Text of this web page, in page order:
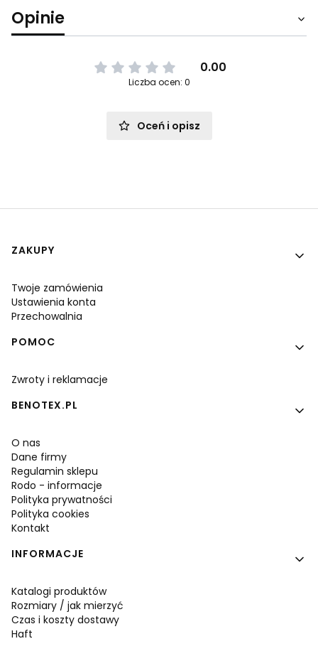
Opinie
0.00
Liczba ocen: 0
Oceń i opisz
Linki w stopce
ZAKUPY
Twoje zamówienia
Ustawienia konta
Przechowalnia
POMOC
Zwroty i reklamacje
BENOTEX.PL
O nas
Dane firmy
Regulamin sklepu
Rodo - informacje
Polityka prywatności
Polityka cookies
Kontakt
INFORMACJE
Katalogi produktów
Rozmiary / jak mierzyć
Czas i koszty dostawy
Haft